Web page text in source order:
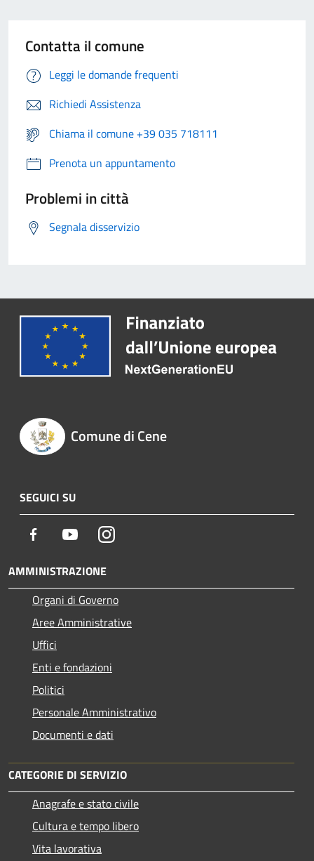
Contatta il comune
Leggi le domande frequenti
Richiedi Assistenza
Chiama il comune +39 035 718111
Prenota un appuntamento
Problemi in città
Segnala disservizio
Comune di Cene
SEGUICI SU
Facebook YoutubeInstagram
AMMINISTRAZIONE
Organi di Governo
Aree Amministrative
Uffici
Enti e fondazioni
Politici
Personale Amministrativo
Documenti e dati
CATEGORIE DI SERVIZIO
Anagrafe e stato civile
Cultura e tempo libero
Vita lavorativa